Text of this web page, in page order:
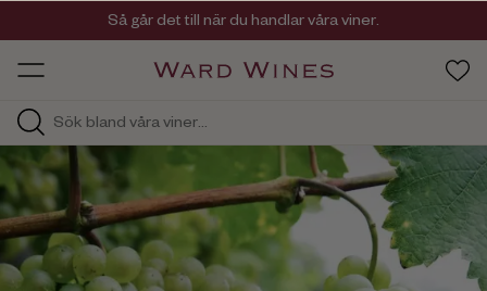
HOS
Viner med kvalitet, ursprung & personlighet
Så går det till när du handlar våra viner.